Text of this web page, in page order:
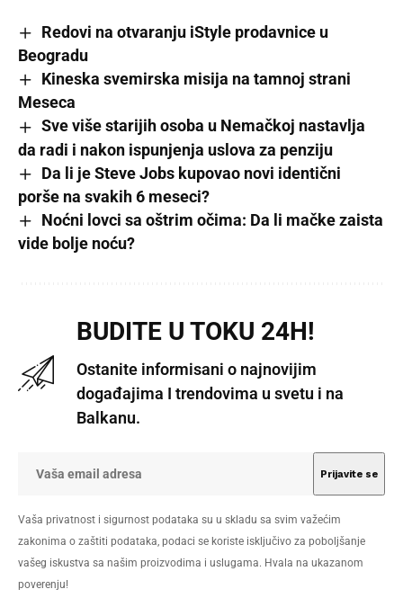
Redovi na otvaranju iStyle prodavnice u
Beogradu
Kineska svemirska misija na tamnoj strani
Meseca
Sve više starijih osoba u Nemačkoj nastavlja
da radi i nakon ispunjenja uslova za penziju
Da li je Steve Jobs kupovao novi identični
porše na svakih 6 meseci?
Noćni lovci sa oštrim očima: Da li mačke zaista
vide bolje noću?
BUDITE U TOKU 24H!
Ostanite informisani o najnovijim
događajima I trendovima u svetu i na
Balkanu.
Vaša privatnost i sigurnost podataka su u skladu sa svim važećim
zakonima o zaštiti podataka, podaci se koriste isključivo za poboljšanje
vašeg iskustva sa našim proizvodima i uslugama. Hvala na ukazanom
poverenju!